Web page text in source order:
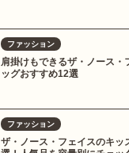
ファッション
肩掛けもできるザ・ノース・
ッグおすすめ12選
ファッション
ザ・ノース・フェイスのキッ